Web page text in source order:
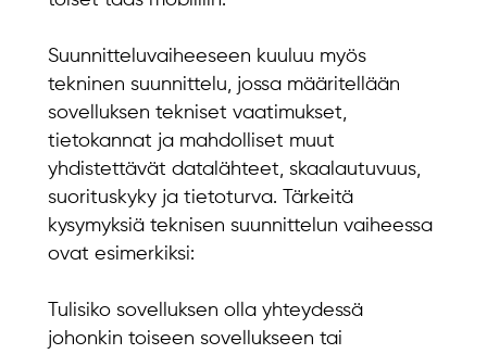
Suunnitteluvaiheeseen kuuluu myös
tekninen suunnittelu, jossa määritellään
sovelluksen tekniset vaatimukset,
tietokannat ja mahdolliset muut
yhdistettävät datalähteet, skaalautuvuus,
suorituskyky ja tietoturva. Tärkeitä
kysymyksiä teknisen suunnittelun vaiheessa
ovat esimerkiksi:
Tulisiko sovelluksen olla yhteydessä
johonkin toiseen sovellukseen tai